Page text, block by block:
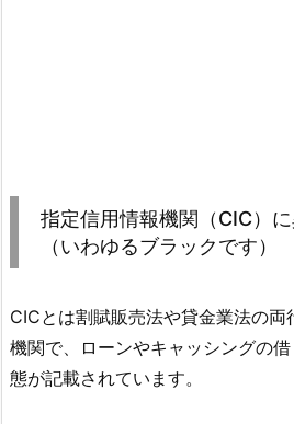
指定信用情報機関（CIC）
（いわゆるブラックです）
CICとは割賦販売法や貸金業法の両
機関で、ローンやキャッシングの
態が記載されています。